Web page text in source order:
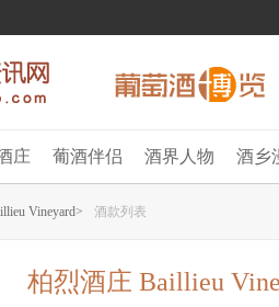
庄 葡酒伴侣 酒界人物 酒乡
Vineyard> 酒款列表
柏烈酒庄 Baillieu